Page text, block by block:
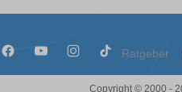
Ratgeber
Copyright © 2000 -